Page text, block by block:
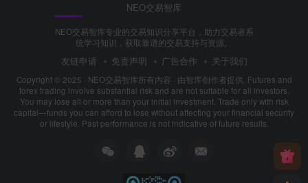
NEO交易智库
NEO交易智库专业的交易知识分享平台，助力交易者系
统学习知识，获取靠谱的交易支持与资源。
友链申请 免责声明 广告合作 关于我们
Copyright © 2025 · NEO交易智库所有内容 · 由智库创作者提供. Futures and
forex trading involve substantial risk and are not suitable for all investors.
You may lose all or more than your initial investment. Trade only with risk
capital—funds you can afford to lose without affecting your financial security
or lifestyle. Past performance is not indicative of future results.